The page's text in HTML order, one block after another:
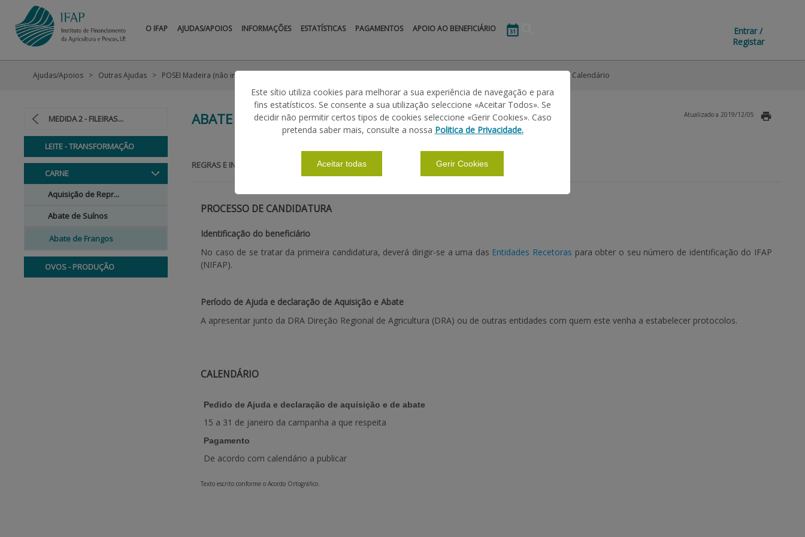
O IFAP AJUDAS/APOIOS INFORMAÇÕES ESTATÍSTICAS PAGAMENTOS APOIO AO BENEFICIÁRIO
Entrar /
Registar
MEDIDA 2 - FILEIRAS...
LEITE - TRANSFORMAÇÃO
CARNE
Aquisição de Repr...
Abate de Suínos
Abate de Frangos
OVOS - PRODUÇÃO
Ajudas/Apoios Outras Ajudas POSEI Madeira (não incluídas no PU) Calendário
ABATE DE FRANGOS
REGRAS E INFORMAÇÕES BÁSICAS | DEFINIÇÕES | LEGISLAÇÃO
Atualizado a 2019/12/05
PROCESSO DE CANDIDATURA
Identificação do beneficiário
No caso de se tratar da primeira candidatura, deverá dirigir-se a uma das Entidades Recetoras para obter o seu número de identificação do IFAP
(NIFAP).
Período de Ajuda e declaração de Aquisição e Abate
A apresentar junto da DRA Direção Regional de Agricultura (DRA) ou de outras entidades com quem este venha a estabelecer protocolos.
CALENDÁRIO
Pedido de Ajuda e declaração de aquisição e de abate
15 a 31 de janeiro da campanha a que respeita
Pagamento
De acordo com calendário a publicar
Texto escrito conforme o Acordo Ortográfico.
Este sítio utiliza cookies para melhorar a sua experiência de navegação e para
fins estatísticos. Se consente a sua utilização seleccione «Aceitar Todos». Se
decidir não permitir certos tipos de cookies seleccione «Gerir Cookies». Caso
pretenda saber mais, consulte a nossa Politica de Privacidade.
Aceitar todas Gerir Cookies